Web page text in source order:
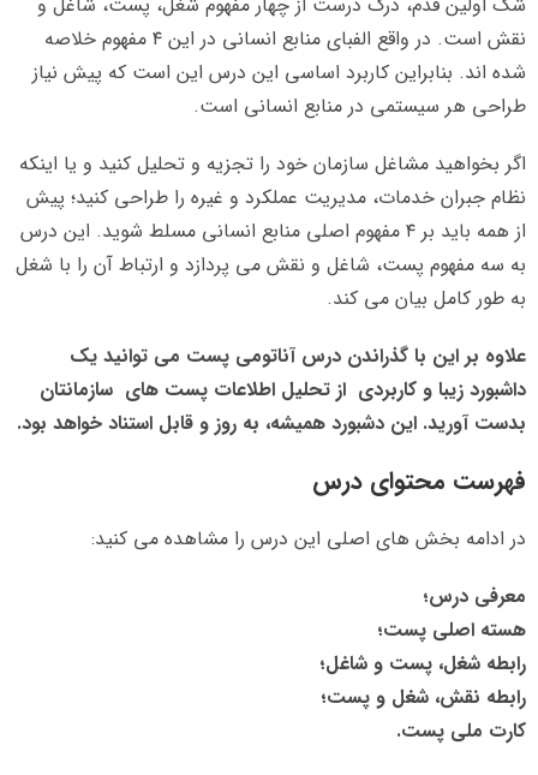
نقش است. در واقع الفبای منابع انسانی در این ۴ مفهوم خلاصه
شده اند. بنابراین کاربرد اساسی این درس این است که پیش نیاز
طراحی هر سیستمی در منابع انسانی است.
اگر بخواهید مشاغل سازمان خود را تجزیه و تحلیل کنید و یا اینکه
نظام جبران خدمات، مدیریت عملکرد و غیره را طراحی کنید؛ پیش
از همه باید بر ۴ مفهوم اصلی منابع انسانی مسلط شوید. این درس
به سه مفهوم پست، شاغل و نقش می پردازد و ارتباط آن را با شغل
به طور کامل بیان می کند.
علاوه بر این با گذراندن درس آناتومی پست می توانید یک
داشبورد زیبا و کاربردی از تحلیل اطلاعات پست های سازمانتان
بدست آورید. این دشبورد همیشه، به روز و قابل استناد خواهد بود.
فهرست محتوای درس
در ادامه بخش های اصلی این درس را مشاهده می کنید:
معرفی درس؛
هسته اصلی پست؛
رابطه شغل، پست و شاغل؛
رابطه نقش، شغل و پست؛
کارت ملی پست.